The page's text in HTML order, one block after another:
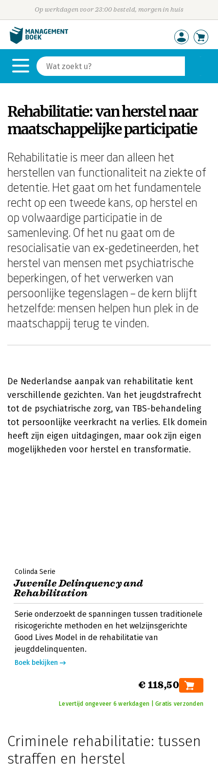
Op werkdagen voor 23:00 besteld, morgen in huis
Rehabilitatie: van herstel naar
maatschappelijke participatie
Rehabilitatie is meer dan alleen het
herstellen van functionaliteit na ziekte of
detentie. Het gaat om het fundamentele
recht op een tweede kans, op herstel en
op volwaardige participatie in de
samenleving. Of het nu gaat om de
resocialisatie van ex-gedetineerden, het
herstel van mensen met psychiatrische
beperkingen, of het verwerken van
persoonlijke tegenslagen – de kern blijft
hetzelfde: mensen helpen hun plek in de
maatschappij terug te vinden.
De Nederlandse aanpak van rehabilitatie kent
verschillende gezichten. Van het jeugdstrafrecht
tot de psychiatrische zorg, van TBS-behandeling
tot persoonlijke veerkracht na verlies. Elk domein
heeft zijn eigen uitdagingen, maar ook zijn eigen
mogelijkheden voor herstel en transformatie.
Colinda Serie
Juvenile Delinquency and
Rehabilitation
Serie onderzoekt de spanningen tussen traditionele
risicogerichte methoden en het welzijnsgerichte
Good Lives Model in de rehabilitatie van
jeugddelinquenten.
Boek bekijken
€ 118,50
Levertijd ongeveer 6 werkdagen | Gratis verzonden
Criminele rehabilitatie: tussen
straffen en herstel